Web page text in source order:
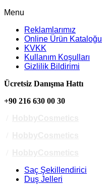
Menu
Reklamlarımız
Online Ürün Kataloğu
KVKK
Kullanım Koşulları
Gizlilik Bildirimi
Ücretsiz Danışma Hattı
+90 216 630 00 30
Saç Şekillendirici
Duş Jelleri